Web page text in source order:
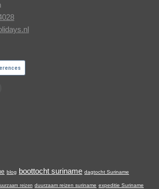
blog boottocht suriname dagtocht Suriname
reizen duurzaam reizen suriname expeditie Suriname